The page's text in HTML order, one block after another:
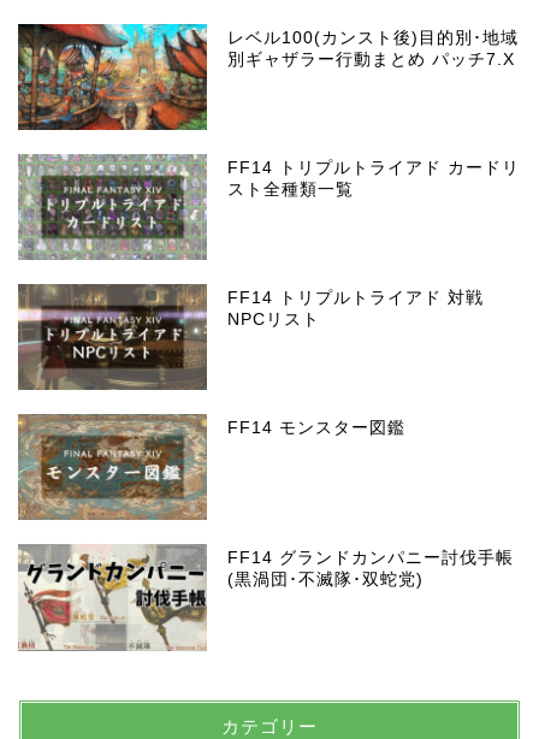
レベル100(カンスト後)目的別･地域
別ギャザラー行動まとめ パッチ7.X
FF14 トリプルトライアド カードリ
スト全種類一覧
FF14 トリプルトライアド 対戦
NPCリスト
FF14 モンスター図鑑
FF14 グランドカンパニー討伐手帳
(黒渦団･不滅隊･双蛇党)
カテゴリー